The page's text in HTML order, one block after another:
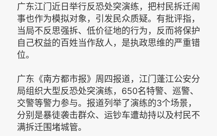
广东江门近日举行反恐处突演练，把村民拆迁闹
事也作为模拟对象，引发民众质疑。有批评指，
当局不反思强拆、低价征地的行为，反而将保护
自己权益的百姓当作敌人，是执政思维的严重错
位。
广东《南方都市报》周四报道，江门蓬江公安分
局组织大型反恐处突演练，650名特警、巡警、
交警等警力参与。报道列举了演练的3个场景，
分别是暴徒袭击群众、运钞车遭劫持以及村民不
满拆迁围堵城管。